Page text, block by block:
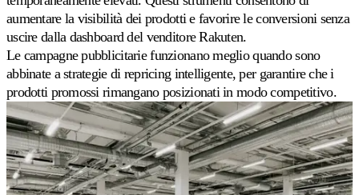
aumentare la visibilità dei prodotti e favorire le conversioni senza
uscire dalla dashboard del venditore Rakuten.
Le campagne pubblicitarie funzionano meglio quando sono
abbinate a strategie di repricing intelligente, per garantire che i
prodotti promossi rimangano posizionati in modo competitivo.